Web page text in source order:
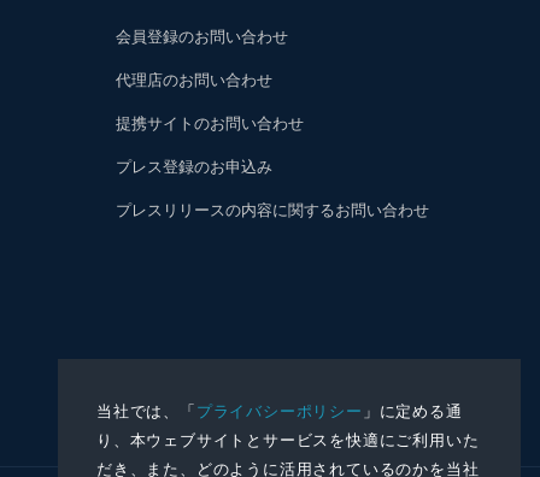
当社では、「 プライバシーポリシー 」に定める通
り、本ウェブサイトとサービスを快適にご利用いた
だき、また、どのように活用されているのかを当社
会員登録のお問い合わせ
代理店のお問い合わせ
提携サイトのお問い合わせ
プレス登録のお申込み
プレスリリースの内容に関するお問い合わせ